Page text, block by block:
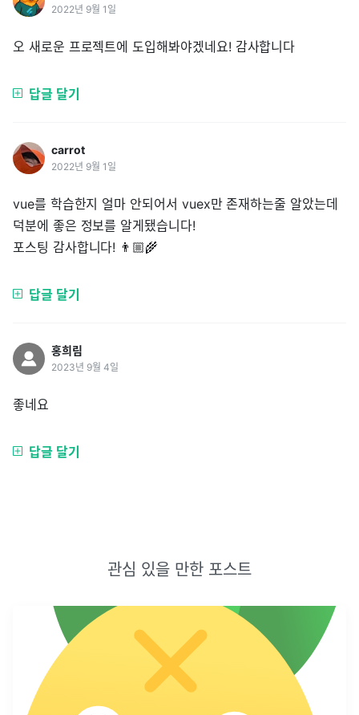
2022년 9월 1일
오 새로운 프로젝트에 도입해봐야겠네요! 감사합니다
답글 달기
carrot
2022년 9월 1일
vue를 학습한지 얼마 안되어서 vuex만 존재하는줄 알았는데
덕분에 좋은 정보를 알게됐습니다!
포스팅 감사합니다! 👨🏼‍🌾
답글 달기
홍희림
2023년 9월 4일
좋네요
답글 달기
관심 있을 만한 포스트